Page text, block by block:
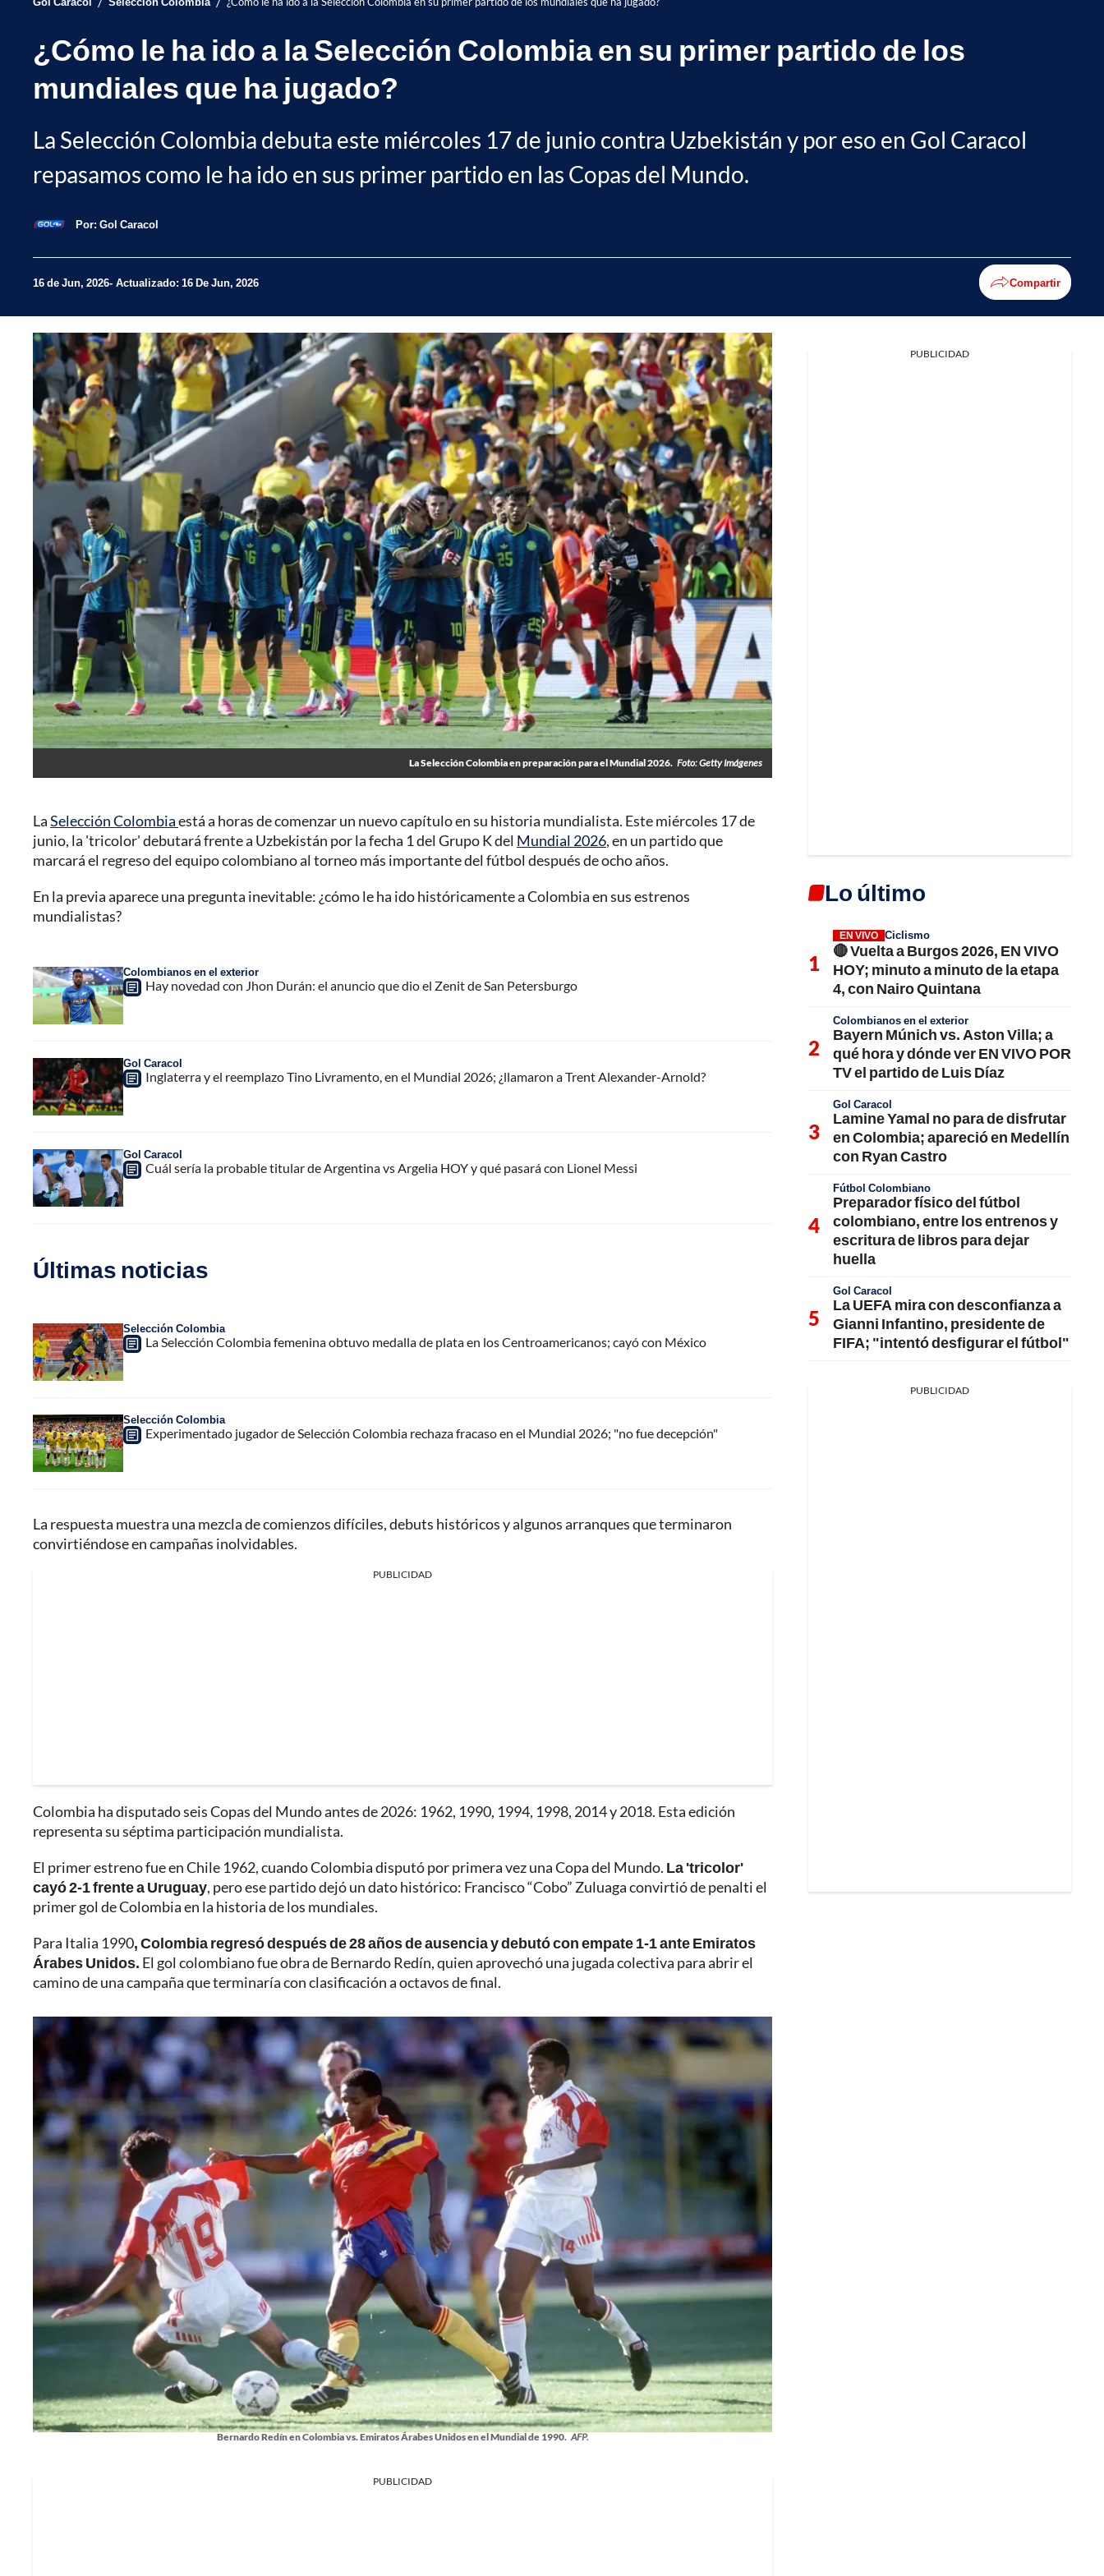
¿Cómo le ha ido a la Selección Colombia en su primer partido de los
mundiales que ha jugado?
La Selección Colombia debuta este miércoles 17 de junio contra Uzbekistán y por eso en Gol Caracol
repasamos como le ha ido en sus primer partido en las Copas del Mundo.
Por: Gol Caracol
16 de Jun, 2026 Actualizado: 16 De Jun, 2026 Compartir
La Selección Colombia en preparación para el Mundial 2026. Foto: Getty Imágenes
LaSelección Colombiaestá a horas de comenzar un nuevo capítulo en su historia mundialista. Este miércoles 17 de
junio, la 'tricolor' debutará frente a Uzbekistán por la fecha 1 del Grupo K del Mundial 2026, en un partido que
marcará el regreso del equipo colombiano al torneo más importante del fútbol después de ocho años.
En la previa aparece una pregunta inevitable: ¿cómo le ha ido históricamente a Colombia en sus estrenos
mundialistas?
Colombianos en el exterior
Hay novedad con Jhon Durán: el anuncio que dio el Zenit de San Petersburgo
Gol Caracol
Inglaterra y el reemplazo Tino Livramento, en el Mundial 2026; ¿llamaron a Trent Alexander-Arnold?
Gol Caracol
Cuál sería la probable titular de Argentina vs Argelia HOY y qué pasará con Lionel Messi
Últimas noticias
Selección Colombia
La Selección Colombia femenina obtuvo medalla de plata en los Centroamericanos; cayó con México
Selección Colombia
Experimentado jugador de Selección Colombia rechaza fracaso en el Mundial 2026; "no fue decepción"
La respuesta muestra una mezcla de comienzos difíciles, debuts históricos y algunos arranques que terminaron
convirtiéndose en campañas inolvidables.
PUBLICIDAD
Colombia ha disputado seis Copas del Mundo antes de 2026: 1962, 1990, 1994, 1998, 2014 y 2018. Esta edición
representa su séptima participación mundialista.
El primer estreno fue en Chile 1962, cuando Colombia disputó por primera vez una Copa del Mundo. La 'tricolor'
cayó 2-1 frente a Uruguay, pero ese partido dejó un dato histórico: Francisco “Cobo” Zuluaga convirtió de penalti el
primer gol de Colombia en la historia de los mundiales.
Para Italia 1990, Colombia regresó después de 28 años de ausencia y debutó con empate 1-1 ante Emiratos
Árabes Unidos. El gol colombiano fue obra de Bernardo Redín, quien aprovechó una jugada colectiva para abrir el
camino de una campaña que terminaría con clasificación a octavos de final.
Bernardo Redín en Colombia vs. Emiratos Árabes Unidos en el Mundial de 1990. AFP.
PUBLICIDAD
PUBLICIDAD
Lo último
EN VIVO Ciclismo
🔴 Vuelta a Burgos 2026, EN VIVO
HOY; minuto a minuto de la etapa
4, con Nairo Quintana
Colombianos en el exterior
Bayern Múnich vs. Aston Villa; a
qué hora y dónde ver EN VIVO POR
TV el partido de Luis Díaz
Gol Caracol
Lamine Yamal no para de disfrutar
en Colombia; apareció en Medellín
con Ryan Castro
Fútbol Colombiano
Preparador físico del fútbol
colombiano, entre los entrenos y
escritura de libros para dejar
huella
Gol Caracol
La UEFA mira con desconfianza a
Gianni Infantino, presidente de
FIFA; "intentó desfigurar el fútbol"
PUBLICIDAD